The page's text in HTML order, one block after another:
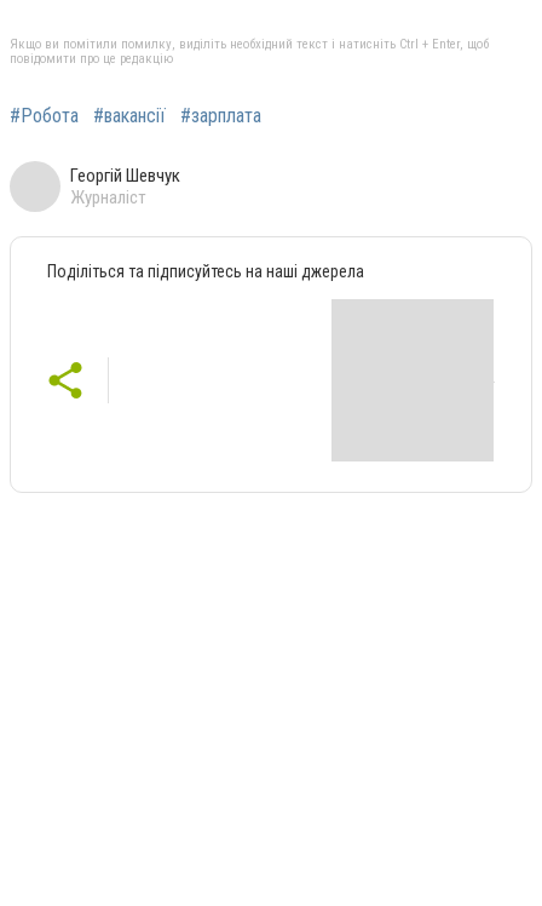
Якщо ви помітили помилку, виділіть необхідний текст і натисніть Ctrl + Enter, щоб
повідомити про це редакцію
#Робота #вакансії #зарплата
Георгій Шевчук
Журналіст
Поділіться та підписуйтесь на наші джерела